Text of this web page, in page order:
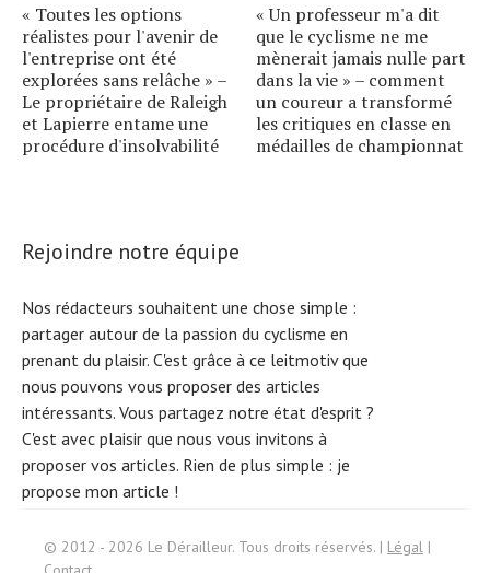
« Toutes les options
réalistes pour l'avenir de
l'entreprise ont été
explorées sans relâche » –
Le propriétaire de Raleigh
et Lapierre entame une
procédure d'insolvabilité
« Un professeur m'a dit
que le cyclisme ne me
mènerait jamais nulle part
dans la vie » – comment
un coureur a transformé
les critiques en classe en
médailles de championnat
Rejoindre notre équipe
Nos rédacteurs souhaitent une chose simple :
partager autour de la passion du cyclisme en
prenant du plaisir. C'est grâce à ce leitmotiv que
nous pouvons vous proposer des articles
intéressants. Vous partagez notre état d'esprit ?
C'est avec plaisir que nous vous invitons à
proposer vos articles. Rien de plus simple : je
propose mon article !
© 2012 - 2026 Le Dérailleur. Tous droits réservés. | Légal |
or: